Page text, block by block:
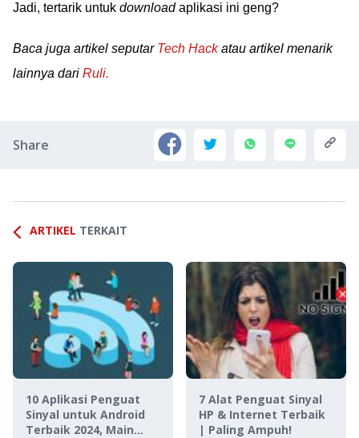
Jadi, tertarik untuk downloadaplikasi ini geng?
Baca juga artikel seputar Tech Hackatau artikel menarik
lainnya dari Ruli.
Share
ARTIKEL TERKAIT
10 Aplikasi Penguat
Sinyal untuk Android
Terbaik 2024, Main
7 Alat Penguat Sinyal
HP & Internet Terbaik
| Paling Ampuh!